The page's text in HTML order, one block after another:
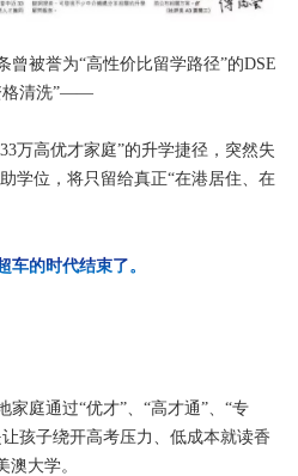
曾被誉为“高性价比留学路径”的DSE
格清洗”——
万高优才家庭”的升学捷径，突然失
学位，将只留给真正“在港居住、在
车的时代结束了。
庭通过“优才”、“高才通”、“专
孩子绕开高考压力、低成本就读香
澳大学。